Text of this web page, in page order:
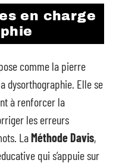
en charge
comme la pierre
dysorthographie. Elle se
à renforcer la
les erreurs
LaMéthode Davis,
qui s’appuie sur